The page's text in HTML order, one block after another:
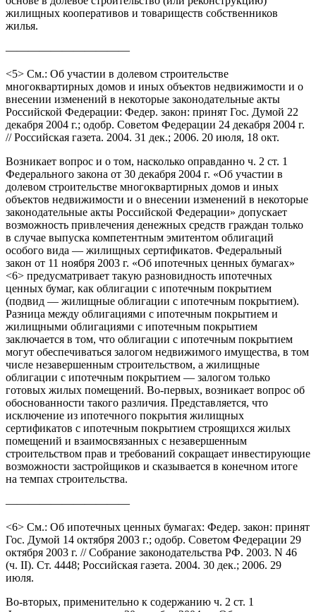
жилищных кооперативов и товариществ собственников
жилья.
———————————
<5> См.: Об участии в долевом строительстве
многоквартирных домов и иных объектов недвижимости и о
внесении изменений в некоторые законодательные акты
Российской Федерации: Федер. закон: принят Гос. Думой 22
декабря 2004 г.; одобр. Советом Федерации 24 декабря 2004 г.
// Российская газета. 2004. 31 дек.; 2006. 20 июля, 18 окт.
Возникает вопрос и о том, насколько оправданно ч. 2 ст. 1
Федерального закона от 30 декабря 2004 г. «Об участии в
долевом строительстве многоквартирных домов и иных
объектов недвижимости и о внесении изменений в некоторые
законодательные акты Российской Федерации» допускает
возможность привлечения денежных средств граждан только
в случае выпуска компетентным эмитентом облигаций
особого вида — жилищных сертификатов. Федеральный
закон от 11 ноября 2003 г. «Об ипотечных ценных бумагах»
<6> предусматривает такую разновидность ипотечных
ценных бумаг, как облигации с ипотечным покрытием
(подвид — жилищные облигации с ипотечным покрытием).
Разница между облигациями с ипотечным покрытием и
жилищными облигациями с ипотечным покрытием
заключается в том, что облигации с ипотечным покрытием
могут обеспечиваться залогом недвижимого имущества, в том
числе незавершенным строительством, а жилищные
облигации с ипотечным покрытием — залогом только
готовых жилых помещений. Во-первых, возникает вопрос об
обоснованности такого различия. Представляется, что
исключение из ипотечного покрытия жилищных
сертификатов с ипотечным покрытием строящихся жилых
помещений и взаимосвязанных с незавершенным
строительством прав и требований сокращает инвестирующие
возможности застройщиков и сказывается в конечном итоге
на темпах строительства.
———————————
<6> См.: Об ипотечных ценных бумагах: Федер. закон: принят
Гос. Думой 14 октября 2003 г.; одобр. Советом Федерации 29
октября 2003 г. // Собрание законодательства РФ. 2003. N 46
(ч. II). Ст. 4448; Российская газета. 2004. 30 дек.; 2006. 29
июля.
Во-вторых, применительно к содержанию ч. 2 ст. 1